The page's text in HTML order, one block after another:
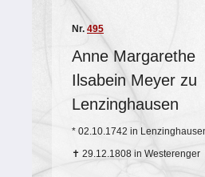
Nr. 495
Anne Margarethe
Ilsabein Meyer zu
Lenzinghausen
* 02.10.1742 in
✝ 29.12.1808 in Westerenger